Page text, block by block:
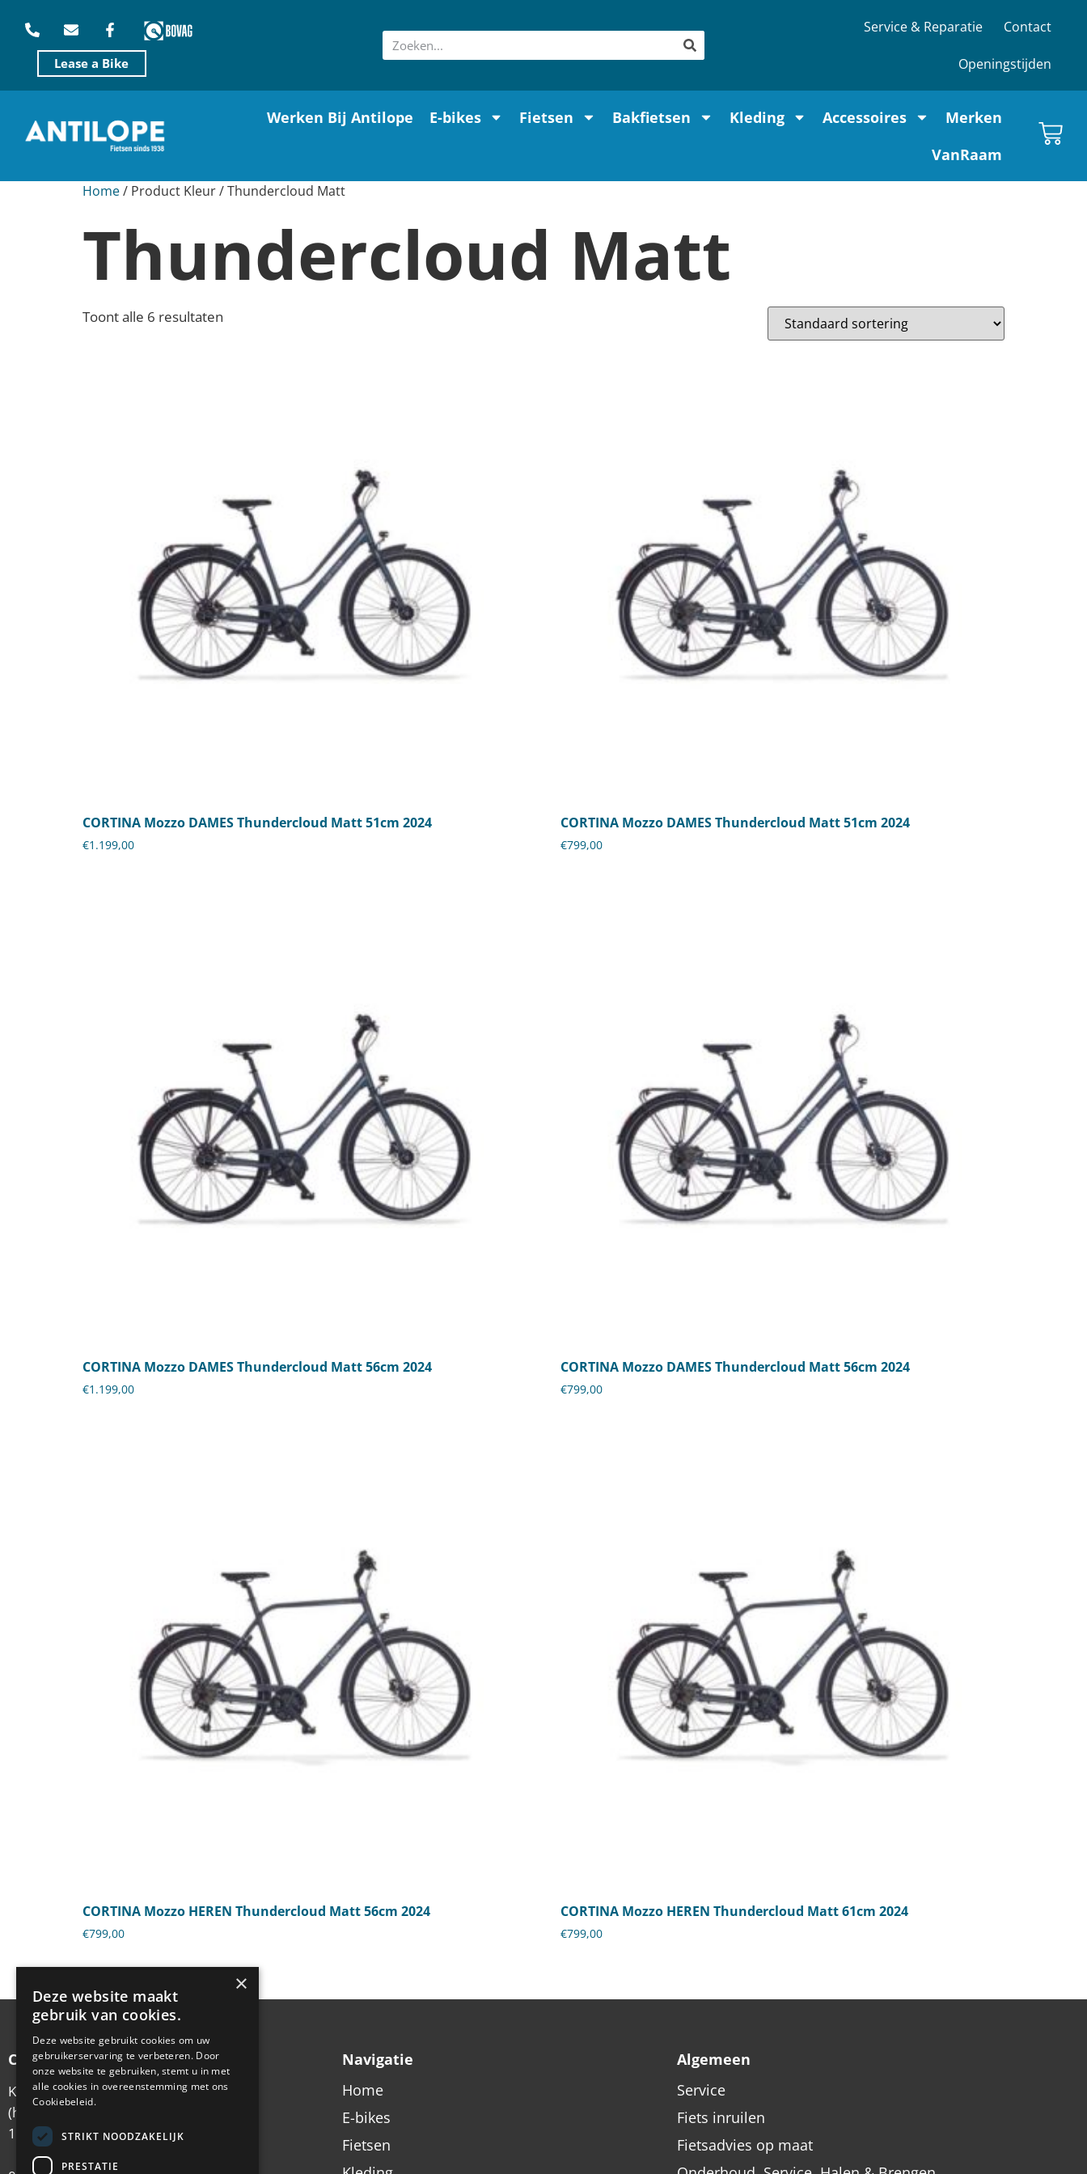
Lease a Bike
Service & Reparatie Contact
Openingstijden
Werken Bij Antilope E-bikes Fietsen Bakfietsen Kleding Accessoires
Merken
VanRaam
Home/ Product Kleur / Thundercloud Matt
Thundercloud Matt
Toont alle 6 resultaten
CORTINA Mozzo DAMES Thundercloud Matt 51cm 2024
€1.199,00
CORTINA Mozzo DAMES Thundercloud Matt 51cm 2024
€799,00
CORTINA Mozzo DAMES Thundercloud Matt 56cm 2024
€1.199,00
CORTINA Mozzo DAMES Thundercloud Matt 56cm 2024
€799,00
CORTINA Mozzo HEREN Thundercloud Matt 56cm 2024
€799,00
CORTINA Mozzo HEREN Thundercloud Matt 61cm 2024
€799,00
Contactgegevens
Koningsstraat 6
(hoek Emmastraat)
1213 AX Hilversum
Navigatie
Home
E-bikes
Fietsen
Algemeen
Service
Fiets inruilen
Fietsadvies op maat
×
Deze website maakt
gebruik van cookies.
Deze website gebruikt cookies om uw
gebruikerservaring te verbeteren. Door
onze website te gebruiken, stemt u in met
alle cookies in overeenstemming met ons
Cookiebeleid.
STRIKT NOODZAKELIJK
PRESTATIE